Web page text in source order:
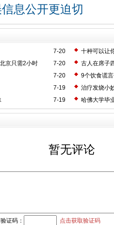
息公开更迫切
7-20
十种可以让
7-20
京只需2小时
古人在席子
7-20
9个饮食谎
7-19
治疗发烧小
7-19
哈佛大学毕
暂无评论
证码： 点击获取验证码